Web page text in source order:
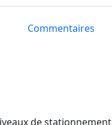
Commentaires
de stationnement